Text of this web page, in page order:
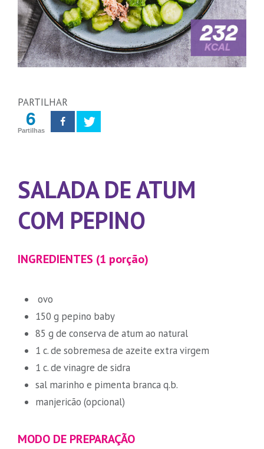
PARTILHAR
6
Partilhas
SALADA DE ATUM
COM PEPINO
INGREDIENTES (1 porção)
ovo
150 g pepino baby
85 g de conserva de atum ao natural
1 c. de sobremesa de azeite extra virgem
1 c. de vinagre de sidra
sal marinho e pimenta branca q.b.
manjericão (opcional)
MODO DE PREPARAÇÃO